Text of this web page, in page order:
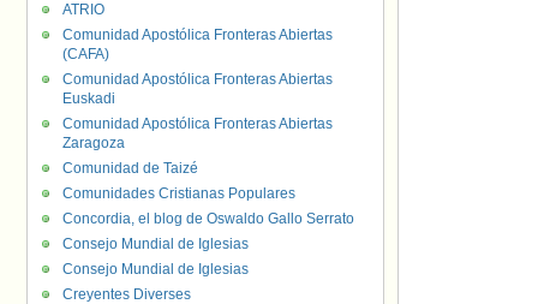
ATRIO
Comunidad Apostólica Fronteras Abiertas
(CAFA)
Comunidad Apostólica Fronteras Abiertas
Euskadi
Comunidad Apostólica Fronteras Abiertas
Zaragoza
Comunidad de Taizé
Comunidades Cristianas Populares
Concordia, el blog de Oswaldo Gallo Serrato
Consejo Mundial de Iglesias
Consejo Mundial de Iglesias
Creyentes Diverses